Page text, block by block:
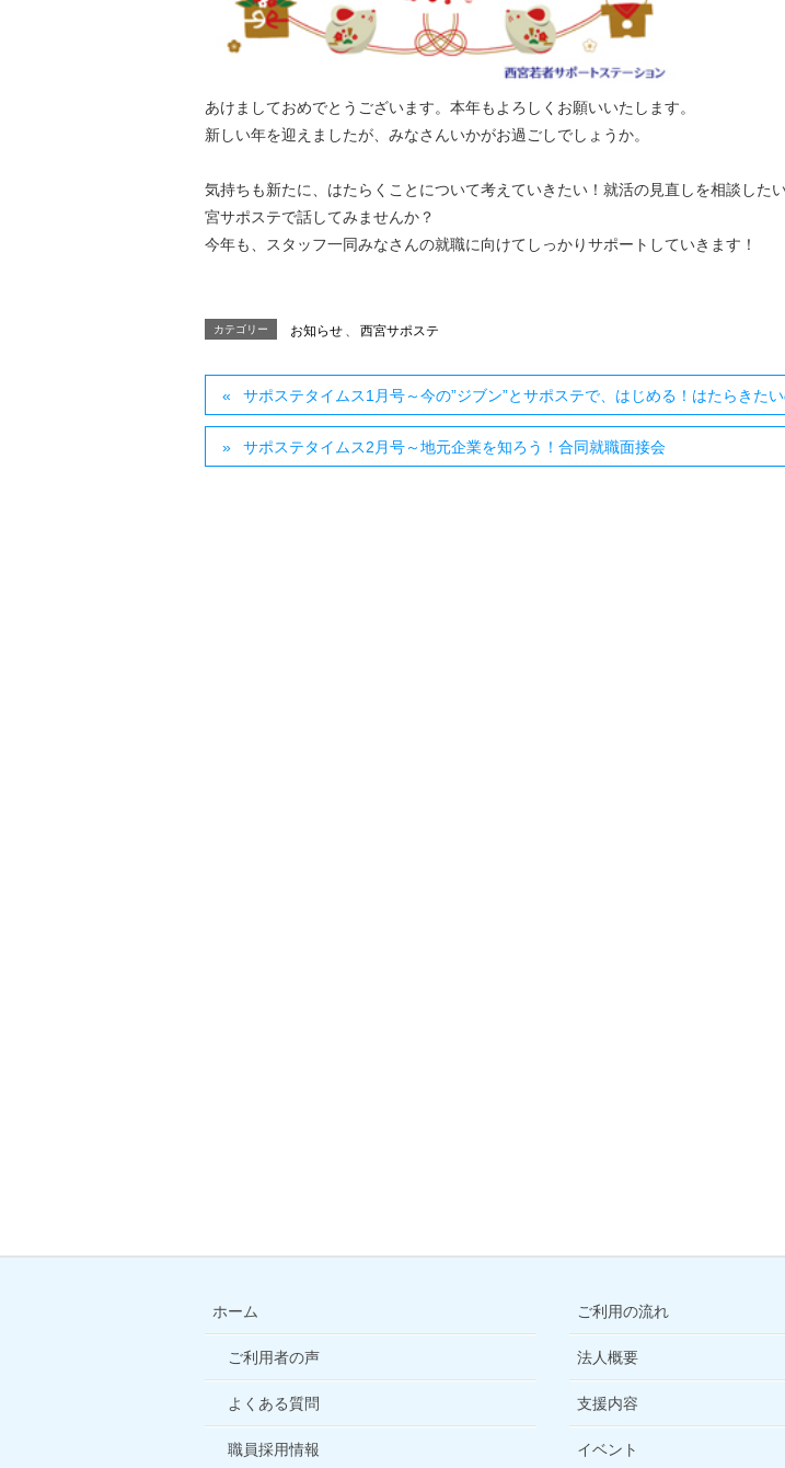
あけましておめでとうございます。本年もよろしくお願いいたします。
新しい年を迎えましたが、みなさんいかがお過ごしでしょうか。
気持ちも新たに、はたらくことについて考えていきたい！就活の見直しを相談した
宮サポステで話してみませんか？
今年も、スタッフ一同みなさんの就職に向けてしっかりサポートしていきます！
カテゴリー お知らせ 西宮サポステ
サポステタイムス1月号～今の”ジブン”とサポステで、はじめる！はたらきた
サポステタイムス2月号～地元企業を知ろう！合同就職面接会
ホーム
ご利用者の声
よくある質問
職員採用情報
ご利用の流れ
法人概要
支援内容
イベント